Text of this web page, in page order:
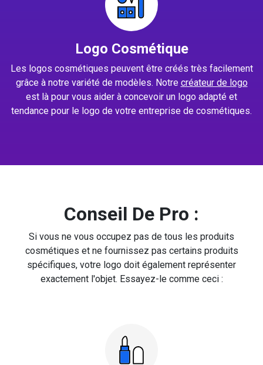
Logo Cosmétique
Les logos cosmétiques peuvent être créés très facilement
grâce à notre variété de modèles. Notre créateur de logo
est là pour vous aider à concevoir un logo adapté et
tendance pour le logo de votre entreprise de cosmétiques.
Conseil De Pro :
Si vous ne vous occupez pas de tous les produits
cosmétiques et ne fournissez pas certains produits
spécifiques, votre logo doit également représenter
exactement l'objet. Essayez-le comme ceci :